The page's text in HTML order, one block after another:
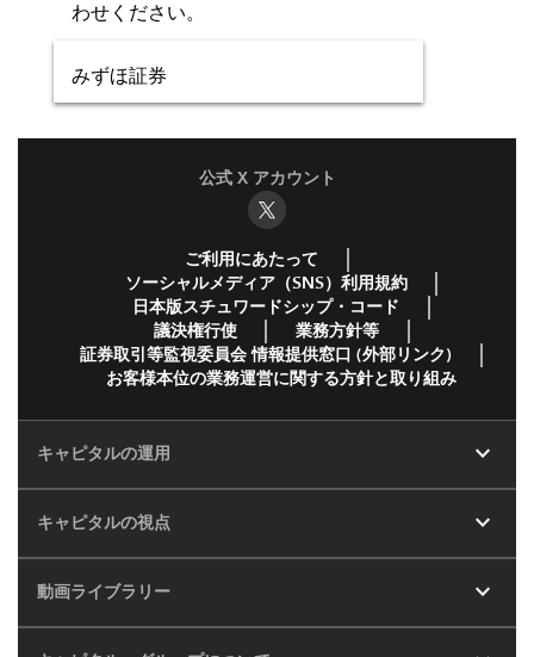
わせください。
みずほ証券
公式 X アカウント
ご利用にあたって
ソーシャルメディア（SNS）利用規約
日本版スチュワードシップ・コード
議決権行使
業務方針等
証券取引等監視委員会 情報提供窓口 (外部リンク)
お客様本位の業務運営に関する方針と取り組み
キャピタルの運用 expand_more
キャピタルの視点 expand_more
動画ライブラリー expand_more